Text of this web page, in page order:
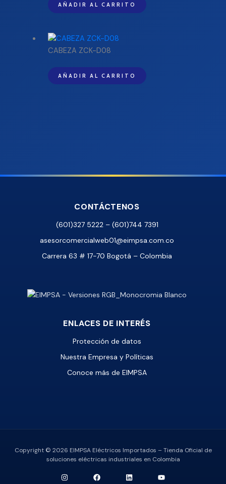
AÑADIR AL CARRITO
CABEZA ZCK-D08
AÑADIR AL CARRITO
CONTÁCTENOS
(601)327 5222 – (601)744 7391
asesorcomercialweb01@eimpsa.com.co
Carrera 63 # 17-70 Bogotá – Colombia
ENLACES DE INTERÉS
Protección de datos
Nuestra Empresa y Políticas
Conoce más de EIMPSA
Copyright © 2026 EIMPSA Eléctricos Importados – Tienda Oficial de
soluciones eléctricas industriales en Colombia